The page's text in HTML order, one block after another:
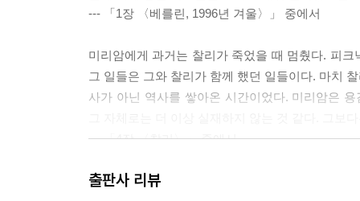
--- 「1장 〈베를린, 1996년 겨울〉」 중에서
미리암에게 과거는 찰리가 죽었을 때 멈췄다. 피크
그 일들은 그와 찰리가 함께 했던 일들이다. 마치
사가 아닌 역사를 쌓아온 시간이었다. 미리암은
--- 「4장 〈찰리〉」 중에서
장벽이 무너진 뒤, 독일의 매체들은 동독을 ‘역사
출판사 리뷰